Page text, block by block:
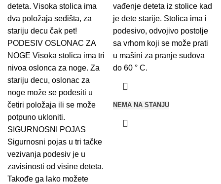
deteta. Visoka stolica ima
dva položaja sedišta, za
stariju decu čak pet!
PODESIV OSLONAC ZA
NOGE Visoka stolica ima tri
nivoa oslonca za noge. Za
stariju decu, oslonac za
noge može se podesiti u
četiri položaja ili se može
potpuno ukloniti.
SIGURNOSNI POJAS
Sigurnosni pojas u tri tačke
vezivanja podesiv je u
zavisinosti od visine deteta.
Takođe ga lako možete
vađenje deteta iz stolice kad
je dete starije. Stolica ima i
podesivo, odvojivo postolje
sa vrhom koji se može prati
u mašini za pranje sudova
do 60 ° C.
NEMA NA STANJU